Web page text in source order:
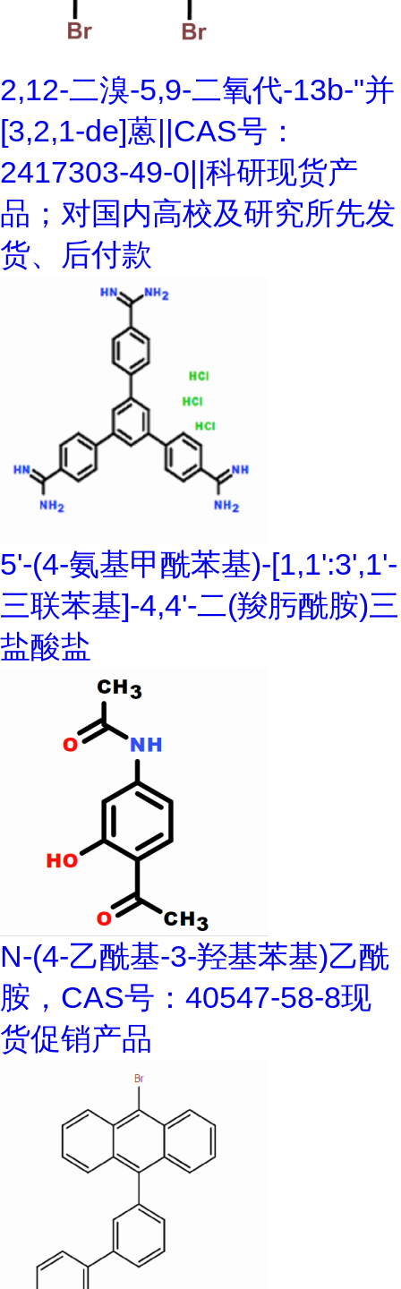
2,12-二溴-5,9-二氧代-13b-"并
[3,2,1-de]蒽||CAS号：
2417303-49-0||科研现货产
品；对国内高校及研究所先发
货、后付款
5'-(4-氨基甲酰苯基)-[1,1':3',1'-
三联苯基]-4,4'-二(羧肟酰胺)三
盐酸盐
N-(4-乙酰基-3-羟基苯基)乙酰
胺，CAS号：40547-58-8现
货促销产品